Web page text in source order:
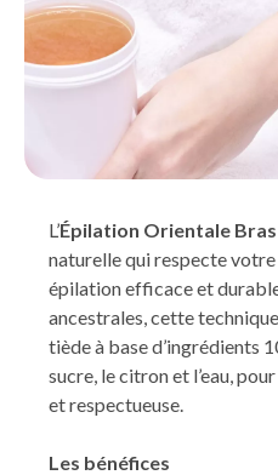
L’Épilation Orientale Bras
naturelle qui respecte
épilation efficace et
ancestrales, cette
tiède à base d’ingrédients
sucre, le citron et l’eau,
et respectueuse.
Les bénéfices